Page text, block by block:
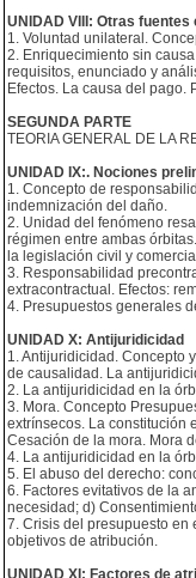
UNIDAD VIII: Otras
1. Voluntad unilateral.
2. Enriquecimiento sin
requisitos, enunciado y
Efectos. La causa del pago.
SEGUNDA PARTE
TEORIA GENERAL DE LA
UNIDAD IX:. Nociones
1. Concepto de
indemnización del daño.
2. Unidad del fenómeno
régimen entre ambas
la legislación civil y
3. Responsabilidad
extracontractual. Efectos:
4. Presupuestos generales
UNIDAD X: Antijuridicidad
1. Antijuridicidad. Concepto
de causalidad. La
2. La antijuridicidad en la
3. Mora. Concepto
extrínsecos. La constitución
Cesación de la mora. Mora
4. La antijuridicidad en la
5. El abuso del derecho:
6. Factores evitativos de la
necesidad; d)
7. Crisis del presupuesto en
objetivos de atribución.
UNIDAD XI: Factores de